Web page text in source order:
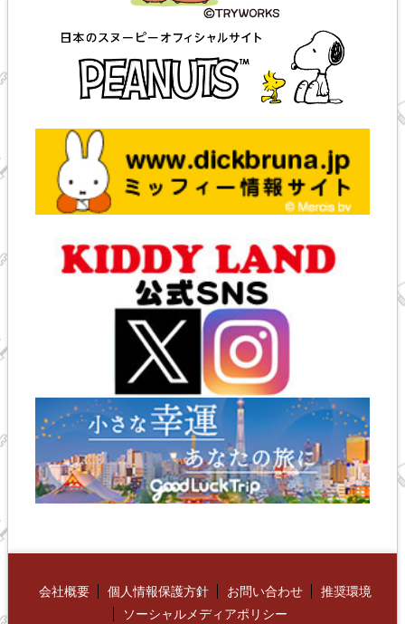
会社概要 個人情報保護方針 お問い合わせ
推奨環境
ソーシャルメディアポリシー